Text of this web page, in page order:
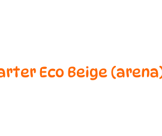
Eco Beige (arena)